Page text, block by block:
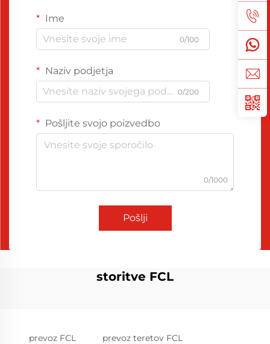
Ime
0/100
Naziv podjetja
0/200
Pošljite svojo poizvedbo
0/1000
Pošlji
storitve FCL
prevoz FCL prevoz teretov FCL